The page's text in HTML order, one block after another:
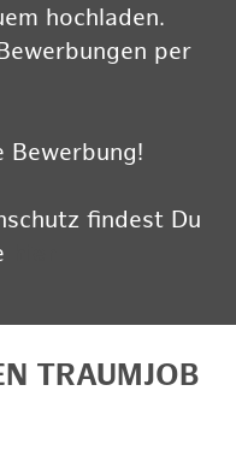
hochladen.
per
Bewerbung!
findest Du
TRAUMJOB